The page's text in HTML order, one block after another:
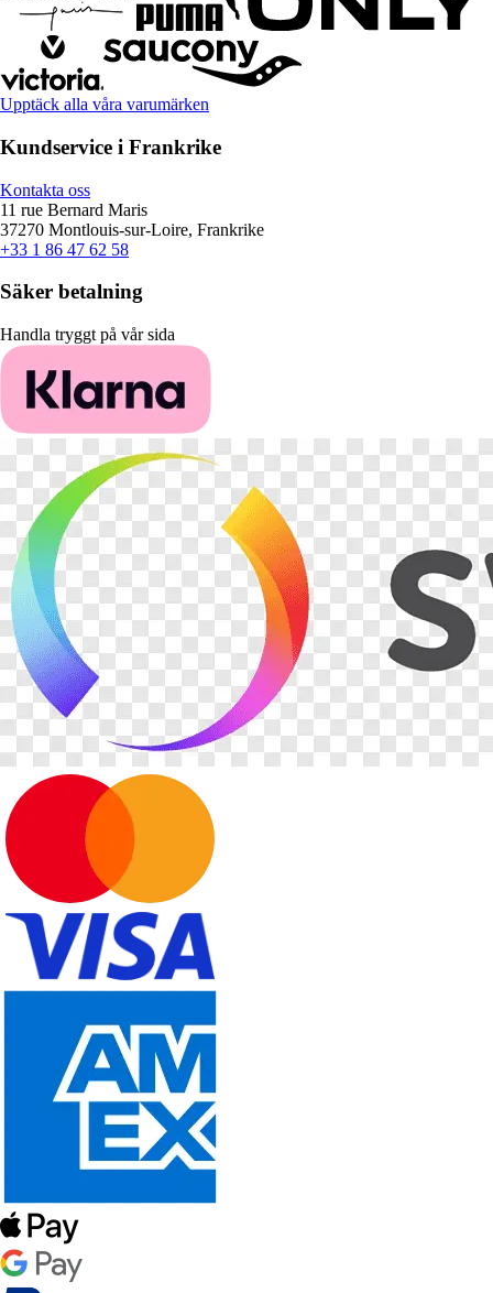
Upptäck alla våra varumärken
Kundservice i Frankrike
Kontakta oss
11 rue Bernard Maris
37270 Montlouis-sur-Loire, Frankrike
+33 1 86 47 62 58
Säker betalning
Handla tryggt på vår sida